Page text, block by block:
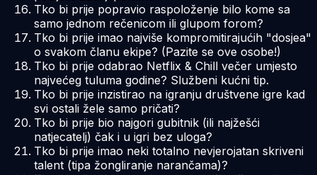
Tko bi prije popravio raspoloženje bilo kome sa
samo jednom rečenicom ili glupom forom?
Tko bi prije imao najviše kompromitirajućih "dosjea"
o svakom članu ekipe? (Pazite se ove osobe!)
Tko bi prije odabrao Netflix & Chill večer umjesto
najvećeg tuluma godine? Službeni kućni tip.
Tko bi prije inzistirao na igranju društvene igre kad
svi ostali žele samo pričati?
Tko bi prije bio najgori gubitnik (ili najžešći
natjecatelj) čak i u igri bez uloga?
Tko bi prije imao neki totalno nevjerojatan skriveni
talent (tipa žongliranje narančama)?